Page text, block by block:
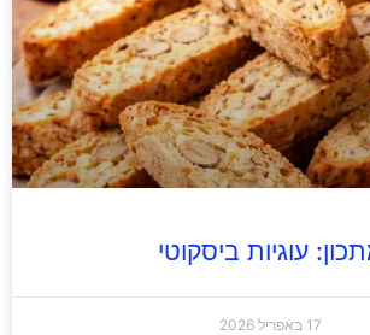
עוגיות ביסקוטי
17 באפריל 2026